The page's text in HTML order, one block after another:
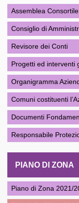
Assemblea Consortile
Consiglio di
Revisore dei Conti
Progetti ed interventi
Organigramma
Comuni costituenti
Documenti
Responsabile
PIANO DI ZONA
Piano di Zona 2021/